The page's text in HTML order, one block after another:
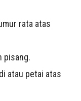
rata atas
pisang.
atau petai atas